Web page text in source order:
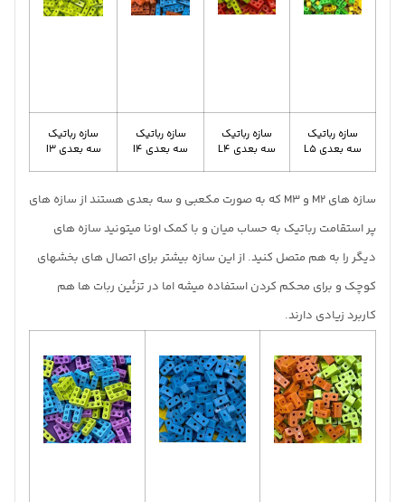
سازه رباتیک
سه بعدی L5
سازه رباتیک
سه بعدی L4
سازه رباتیک
سه بعدی I4
سازه رباتیک
سه بعدی I3
سازه های M2 و M3 که به صورت مکعبی و سه بعدی هستند از سازه های
پر استقامت رباتیک به حساب میان و با کمک اونا میتونید سازه های
دیگر را به هم متصل کنید. از این سازه بیشتر برای اتصال های بخشهای
کوچک و برای محکم کردن استفاده میشه اما در تزئین ربات ها هم
کاربرد زیادی دارند.